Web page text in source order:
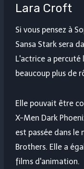
Lara Croft
Si vous pensez à
Sansa Stark sera
L'actrice a
beaucoup plus de
Elle pouvait être
X-Men Dark
est passée dans le
Brothers. Elle a
films d'animation.